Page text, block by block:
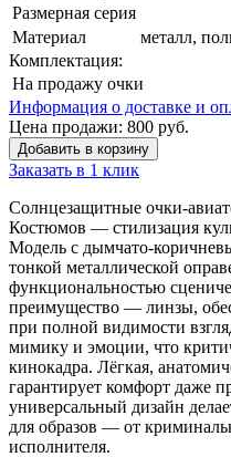
Размерная серия
Материал
металл,
Комплектация:
На продажу очки
Информация о доставке и
Цена продажи: 800 руб.
Добавить в корзину
Заказать в 1 клик
Солнцезащитные очки-
Костюмов — стилизация
Модель с дымчато-
тонкой металлической
функциональностью
преимущество — линзы,
при полной видимости
мимику и эмоции, что
кинокадра. Лёгкая,
гарантирует комфорт даже
универсальный дизайн
для образов — от
исполнителя.